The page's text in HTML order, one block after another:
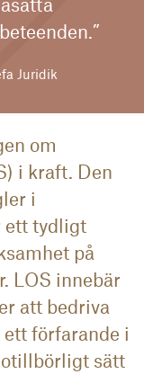
Juridik
om
i kraft. Den
i
ett tydligt
på
LOS innebär
att bedriva
förfarande i
otillbörligt sätt